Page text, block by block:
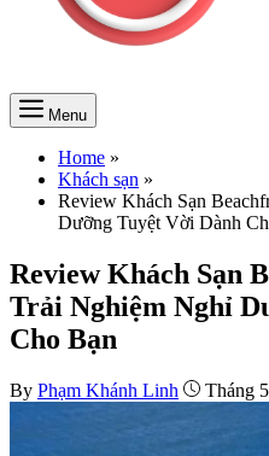
Menu
Home »
Khách sạn »
Review Khách Sạn
Dưỡng Tuyệt Vời Dành
Review Khách Sạn
Trải Nghiệm Nghỉ
Cho Bạn
By Phạm Khánh Linh Tháng